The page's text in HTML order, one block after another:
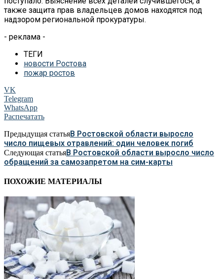
также защита прав владельцев домов находятся под
надзором региональной прокуратуры.
- реклама -
ТЕГИ
новости Ростова
пожар ростов
VK
Telegram
WhatsApp
Распечатать
Предыдущая статьяВ Ростовской области выросло
число пищевых отравлений: один человек погиб
Следующая статьяВ Ростовской области выросло число
обращений за самозапретом на сим-карты
ПОХОЖИЕ МАТЕРИАЛЫ